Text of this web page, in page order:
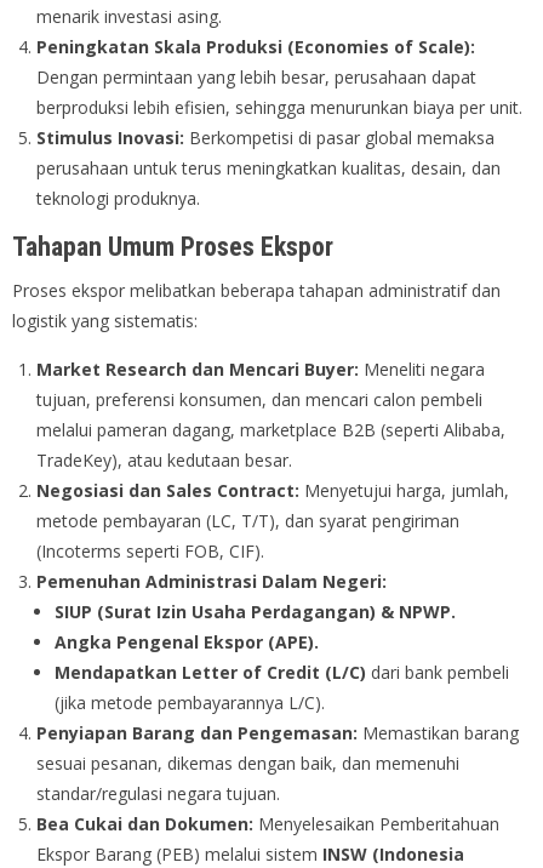
menarik investasi asing.
Peningkatan Skala Produksi (Economies of Scale):
Dengan permintaan yang lebih besar, perusahaan dapat
berproduksi lebih efisien, sehingga menurunkan biaya per unit.
Stimulus Inovasi: Berkompetisi di pasar global memaksa
perusahaan untuk terus meningkatkan kualitas, desain, dan
teknologi produknya.
Tahapan Umum Proses Ekspor
Proses ekspor melibatkan beberapa tahapan administratif dan
logistik yang sistematis:
Market Research dan Mencari Buyer: Meneliti negara
tujuan, preferensi konsumen, dan mencari calon pembeli
melalui pameran dagang, marketplace B2B (seperti Alibaba,
TradeKey), atau kedutaan besar.
Negosiasi dan Sales Contract: Menyetujui harga, jumlah,
metode pembayaran (LC, T/T), dan syarat pengiriman
(Incoterms seperti FOB, CIF).
Pemenuhan Administrasi Dalam Negeri:
SIUP (Surat Izin Usaha Perdagangan) & NPWP.
Angka Pengenal Ekspor (APE).
Mendapatkan Letter of Credit (L/C) dari bank pembeli
(jika metode pembayarannya L/C).
Penyiapan Barang dan Pengemasan: Memastikan barang
sesuai pesanan, dikemas dengan baik, dan memenuhi
standar/regulasi negara tujuan.
Bea Cukai dan Dokumen: Menyelesaikan Pemberitahuan
Ekspor Barang (PEB) melalui sistem INSW (Indonesia